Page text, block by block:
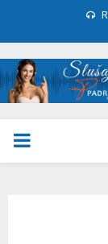
PRIMARY